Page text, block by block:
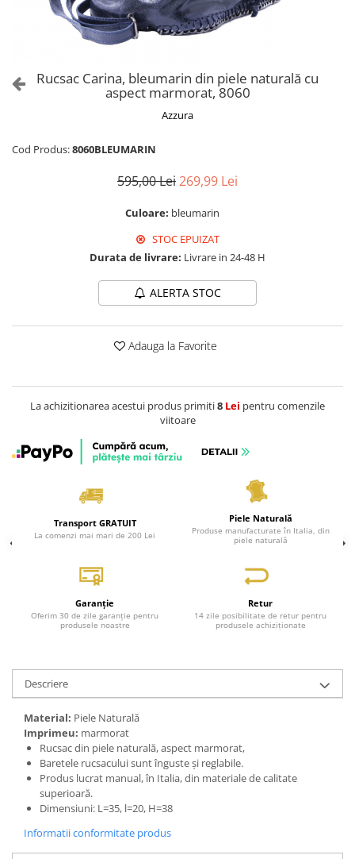
Genti Aurii
Genți Albe
Genți Bleumarin
Genți Roșii
Genți Turcoaz
Genți Verzi
Rucsac Carina, bleumarin din piele naturală cu
aspect marmorat, 8060
Azzura
Cod Produs:8060BLEUMARIN
595,00 Lei269,99 Lei
Culoare: bleumarin
STOC EPUIZAT
Durata de livrare: Livrare in 24-48 H
ALERTA STOC
Adauga la Favorite
La achizitionarea acestui produs primiti8 Lei pentru comenzile
viitoare
Transport GRATUIT
La comenzi mai mari de 200 Lei
Piele Naturală
Produse manufacturate în Italia, din
piele naturală
Garanție
Oferim 30 de zile garanție pentru
produsele noastre
Retur
14 zile posibilitate de retur pentru
produsele achiziționate
Descriere
Material: Piele Naturală
Imprimeu: marmorat
Rucsac din piele naturală, aspect marmorat,
Baretele rucsacului sunt înguste și reglabile.
Produs lucrat manual, în Italia, din materiale de calitate
superioară.
Dimensiuni: L=35, l=20, H=38
Informatii conformitate produs